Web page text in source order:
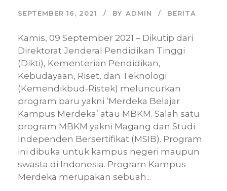
SEPTEMBER 16, 2021 BY ADMIN BERITA
Kamis, 09 September 2021 – Dikutip dari
Direktorat Jenderal Pendidikan Tinggi
(Dikti), Kementerian Pendidikan,
Kebudayaan, Riset, dan Teknologi
(Kemendikbud-Ristek) meluncurkan
program baru yakni ‘Merdeka Belajar
Kampus Merdeka’ atau MBKM. Salah satu
program MBKM yakni Magang dan Studi
Independen Bersertifikat (MSIB). Program
ini dibuka untuk kampus negeri maupun
swasta di Indonesia. Program Kampus
Merdeka merupakan sebuah...